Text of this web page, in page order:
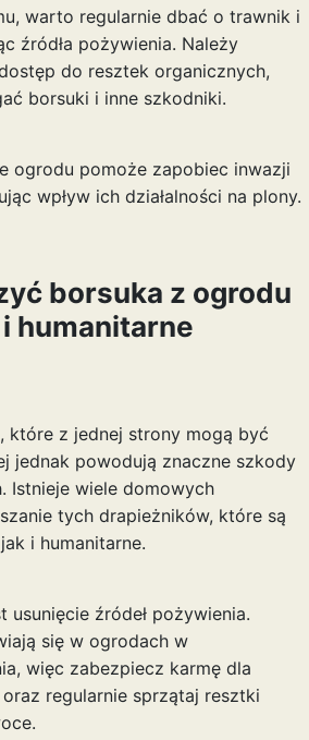
warto regularnie dbać o trawnik i
źródła pożywienia. Należy
do resztek organicznych,
borsuki i inne szkodniki.
ogrodu pomoże zapobiec inwazji
wpływ ich działalności na plony.
borsuka z ogrodu
humanitarne
które z jednej strony mogą być
jednak powodują znaczne szkody
Istnieje wiele domowych
tych drapieżników, które są
i humanitarne.
usunięcie źródeł pożywienia.
się w ogrodach w
więc zabezpiecz karmę dla
regularnie sprzątaj resztki